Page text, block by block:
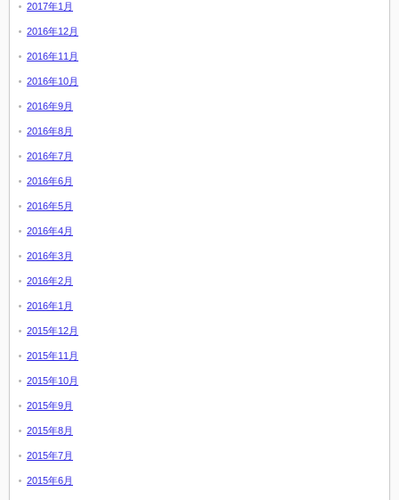
2017年1月
2016年12月
2016年11月
2016年10月
2016年9月
2016年8月
2016年7月
2016年6月
2016年5月
2016年4月
2016年3月
2016年2月
2016年1月
2015年12月
2015年11月
2015年10月
2015年9月
2015年8月
2015年7月
2015年6月